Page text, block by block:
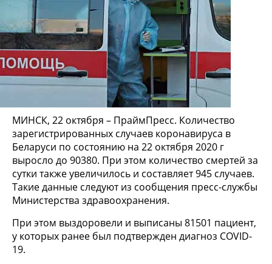
МИНСК, 22 октября – ПраймПресс. Количество
зарегистрированных случаев коронавируса в
Беларуси по состоянию на 22 октября 2020 г
выросло до 90380. При этом количество смертей за
сутки также увеличилось и составляет 945 случаев.
Такие данные следуют из сообщения пресс-службы
Министерства здравоохранения.
При этом выздоровели и выписаны 81501 пациент,
у которых ранее был подтвержден диагноз COVID-
19.